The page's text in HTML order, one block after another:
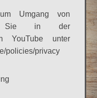
Umgang von
Sie in der
YouTube unter
policies/privacy